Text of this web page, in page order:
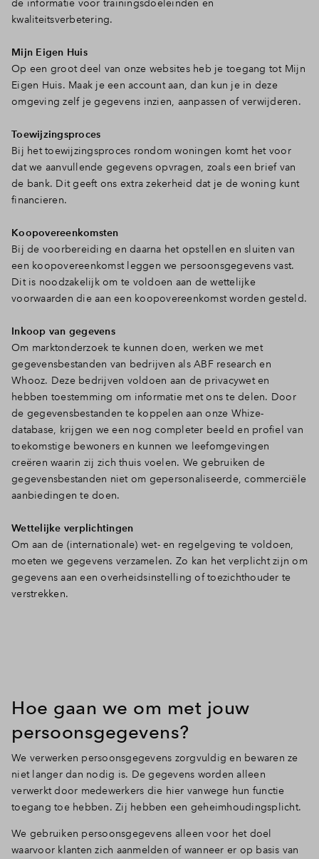
de informatie voor trainingsdoeleinden en
kwaliteitsverbetering.
Mijn Eigen Huis
Op een groot deel van onze websites heb je toegang tot Mijn
Eigen Huis. Maak je een account aan, dan kun je in deze
omgeving zelf je gegevens inzien, aanpassen of verwijderen.
Toewijzingsproces
Bij het toewijzingsproces rondom woningen komt het voor
dat we aanvullende gegevens opvragen, zoals een brief van
de bank. Dit geeft ons extra zekerheid dat je de woning kunt
financieren.
Koopovereenkomsten
Bij de voorbereiding en daarna het opstellen en sluiten van
een koopovereenkomst leggen we persoonsgegevens vast.
Dit is noodzakelijk om te voldoen aan de wettelijke
voorwaarden die aan een koopovereenkomst worden gesteld.
Inkoop van gegevens
Om marktonderzoek te kunnen doen, werken we met
gegevensbestanden van bedrijven als ABF research en
Whooz. Deze bedrijven voldoen aan de privacywet en
hebben toestemming om informatie met ons te delen. Door
de gegevensbestanden te koppelen aan onze Whize-
database, krijgen we een nog completer beeld en profiel van
toekomstige bewoners en kunnen we leefomgevingen
creëren waarin zij zich thuis voelen. We gebruiken de
gegevensbestanden niet om gepersonaliseerde, commerciële
aanbiedingen te doen.
Wettelijke verplichtingen
Om aan de (internationale) wet- en regelgeving te voldoen,
moeten we gegevens verzamelen. Zo kan het verplicht zijn om
gegevens aan een overheidsinstelling of toezichthouder te
verstrekken.
Hoe gaan we om met jouw
persoonsgegevens?
We verwerken persoonsgegevens zorgvuldig en bewaren ze
niet langer dan nodig is. De gegevens worden alleen
verwerkt door medewerkers die hier vanwege hun functie
toegang toe hebben. Zij hebben een geheimhoudingsplicht.
We gebruiken persoonsgegevens alleen voor het doel
waarvoor klanten zich aanmelden of wanneer er op basis van